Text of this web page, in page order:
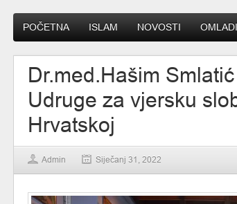
POČETNA ISLAM NOVOSTI
Dr.med.Hašim
Udruge za vjersku
Hrvatskoj
Admin Siječanj 31, 2022